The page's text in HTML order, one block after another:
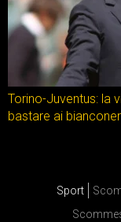
Torino-Juventus: la
bastare ai
Sport